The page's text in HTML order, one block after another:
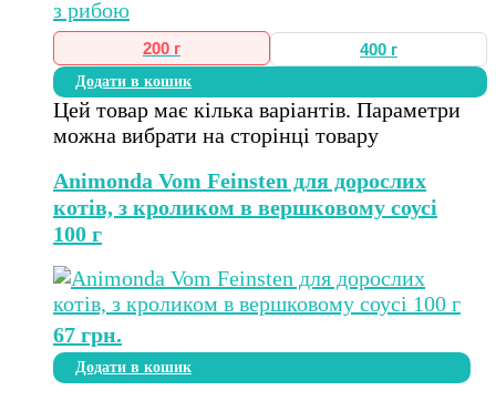
200 г 400 г
Додати в кошик
Цей товар має кілька варіантів. Параметри
можна вибрати на сторінці товару
Animonda Vom Feinsten для дорослих
котів, з кроликом в вершковому соусі
100 г
67 грн.
Додати в кошик